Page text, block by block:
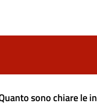
sono chiare le